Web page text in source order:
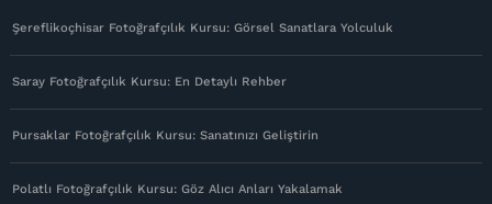
Şereflikoçhisar Fotoğrafçılık Kursu: Görsel Sanatlara Yolculuk
Saray Fotoğrafçılık Kursu: En Detaylı Rehber
Pursaklar Fotoğrafçılık Kursu: Sanatınızı Geliştirin
Polatlı Fotoğrafçılık Kursu: Göz Alıcı Anları Yakalamak